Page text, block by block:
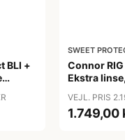
BLI +
SWEET
Connor
Ekstra
VEJL. PRIS
1.749,00